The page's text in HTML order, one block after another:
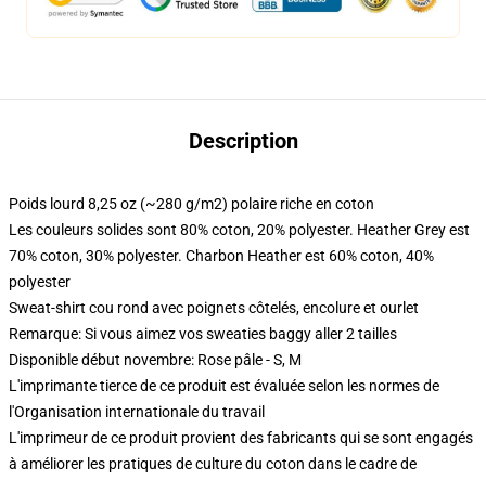
Description
Poids lourd 8,25 oz (~280 g/m2) polaire riche en coton
Les couleurs solides sont 80% coton, 20% polyester. Heather Grey est
70% coton, 30% polyester. Charbon Heather est 60% coton, 40%
polyester
Sweat-shirt cou rond avec poignets côtelés, encolure et ourlet
Remarque: Si vous aimez vos sweaties baggy aller 2 tailles
Disponible début novembre: Rose pâle - S, M
L'imprimante tierce de ce produit est évaluée selon les normes de
l'Organisation internationale du travail
L'imprimeur de ce produit provient des fabricants qui se sont engagés
à améliorer les pratiques de culture du coton dans le cadre de